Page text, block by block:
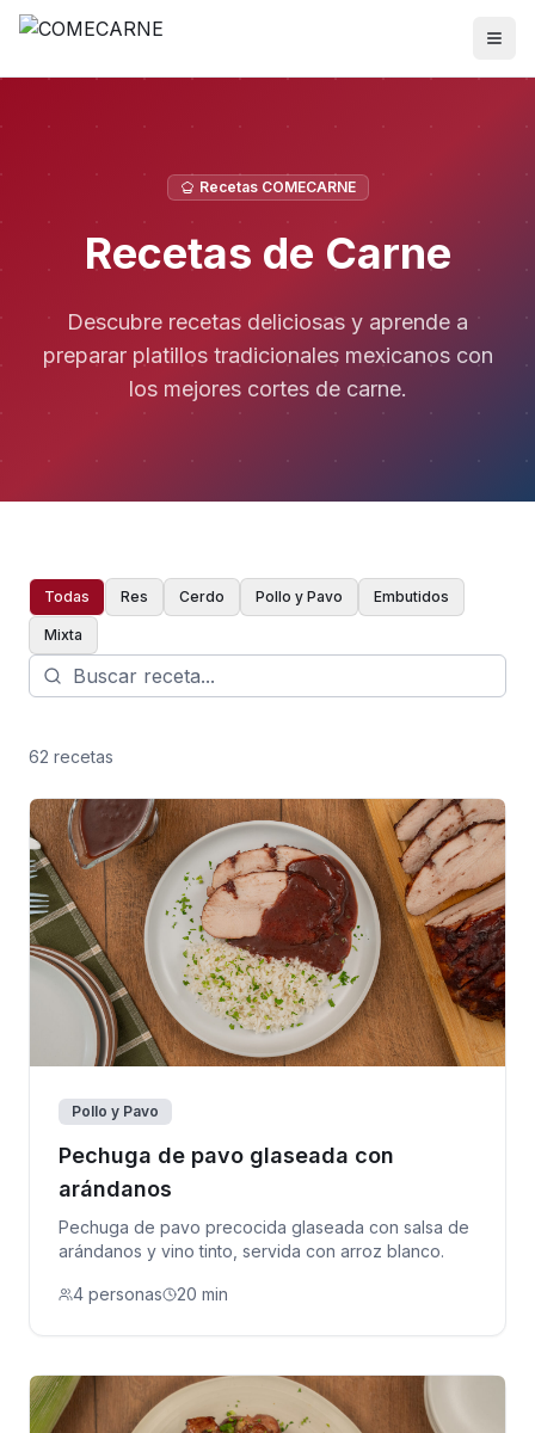
Recetas COMECARNE
Recetas de Carne
Descubre recetas deliciosas y aprende a
preparar platillos tradicionales mexicanos con
los mejores cortes de carne.
Todas Res Cerdo Pollo y Pavo Embutidos
Mixta
62 recetas
Pollo y Pavo
Pechuga de pavo glaseada con
arándanos
Pechuga de pavo precocida glaseada con salsa de
arándanos y vino tinto, servida con arroz blanco.
4 personas 20 min